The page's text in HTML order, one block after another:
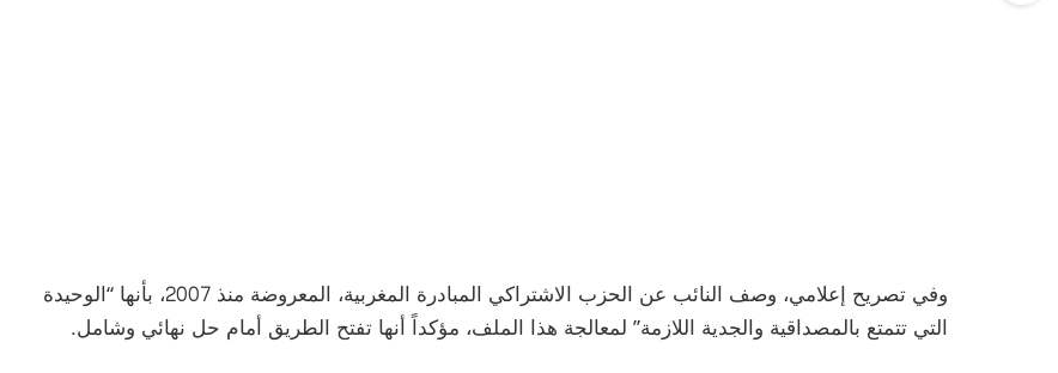
وفي تصريح إعلامي، وصف النائب عن الحزب الاشتراكي المبادرة المغربية، المعروضة منذ 2007، بأنها “الوحيدة
التي تتمتع بالمصداقية والجدية اللازمة” لمعالجة هذا الملف، مؤكداً أنها تفتح الطريق أمام حل نهائي وشامل.